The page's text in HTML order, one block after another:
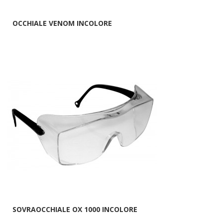
OCCHIALE VENOM INCOLORE
SOVRAOCCHIALE OX 1000 INCOLORE